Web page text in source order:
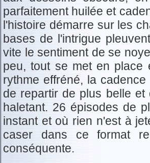
parfaitement huilée et
l'histoire démarre sur les
bases de l'intrigue
vite le sentiment de se
peu, tout se met en place
rythme effréné, la
de repartir de plus belle
haletant. 26 épisodes de
instant et où rien n'est à
caser dans ce format
conséquente.